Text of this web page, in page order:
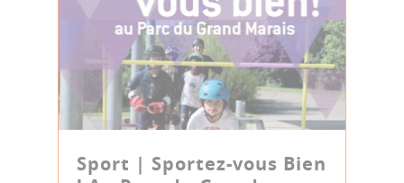
Sport | Sportez-vous Bien